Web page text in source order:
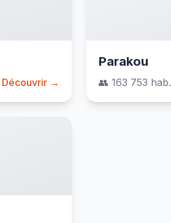
Découvrir →
Parakou
👥 163 753 hab.